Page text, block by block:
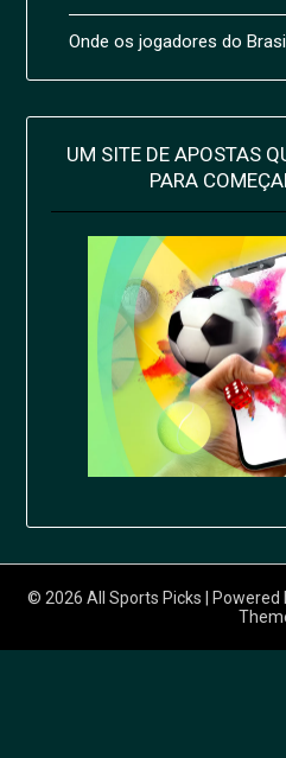
Onde os jogadores do
UM SITE DE APOSTAS
PARA
© 2026 All Sports Picks | Powered